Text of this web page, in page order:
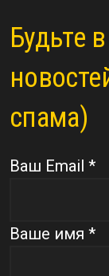
Будьте
спама)
Ваш Email *
Ваше имя *